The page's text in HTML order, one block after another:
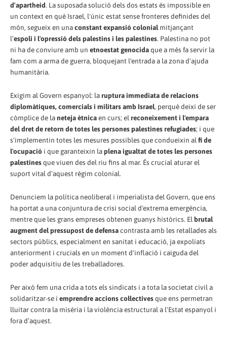
d'apartheid. La suposada solució dels dos estats és impossible en
un context en què Israel, l'únic estat sense fronteres definides del
món, segueix en unaconstant expansió colonial mitjançant
l’espoli i l'opressió dels palestins i les palestines. Palestina no pot
ni ha de conviure amb un etnoestat genocidaque a més fa servir la
fam com a arma de guerra, bloquejant l'entrada a la zona d'ajuda
humanitària.
Exigim al Govern espanyol: laruptura immediata de relacions
diplomàtiques, comercials i militars amb Israel, perquè deixi de ser
còmplice de laneteja ètnicaen curs; el reconeixement i l'empara
del dret de retorn de totes les persones palestines refugiades; i que
s'implementin totes les mesures possibles que condueixin al fi de
l'ocupació i que garanteixin laplena igualtat de totes les persones
palestinesque viuen des del riu fins al mar. És crucial aturar el
suport vital d’aquest règim colonial.
Denunciem la política neoliberal i imperialista del Govern, que ens
ha portat a una conjuntura de crisi social d'extrema emergència,
mentre que les grans empreses obtenen guanys històrics. El brutal
augment del pressupost de defensacontrasta amb les retallades als
sectors públics, especialment en sanitat i educació, ja expoliats
anteriorment i crucials en un moment d'inflació i caiguda del
poder adquisitiu de les treballadores.
Per això fem una crida a tots els sindicats i a tota la societat civil a
solidaritzar-se i emprendre accions col·lectivesque ens permetran
lluitar contra la misèria i la violència estructural a l'Estat espanyol i
fora d’aquest.